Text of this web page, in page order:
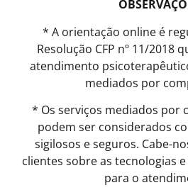
* A orientação online é
Resolução CFP nº 11/2018
atendimento
mediados por
* Os serviços mediados por
podem ser considerados
sigilosos e seguros. Cabe-
clientes sobre as tecnologias
para o